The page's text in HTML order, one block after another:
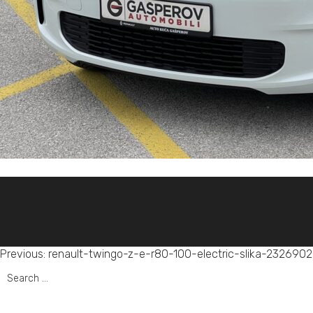
Post
navigation
Previous: renault-twingo-z-e-r80-100-electric-slika-
for: